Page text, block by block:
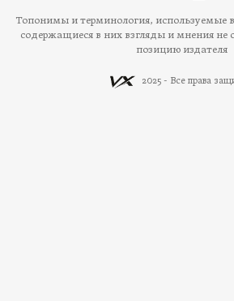
Топонимы и терминология, используемые
содержащиеся в них взгляды и мнения не
позицию издателя
2025 - Все права